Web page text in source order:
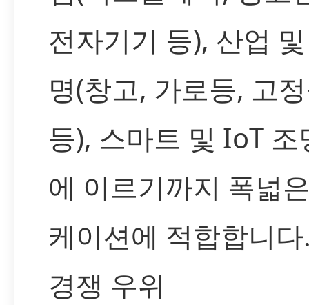
전자기기 등), 산업
명(창고, 가로등, 고
등), 스마트 및 IoT
에 이르기까지 폭넓
케이션에 적합합니
경쟁 우위